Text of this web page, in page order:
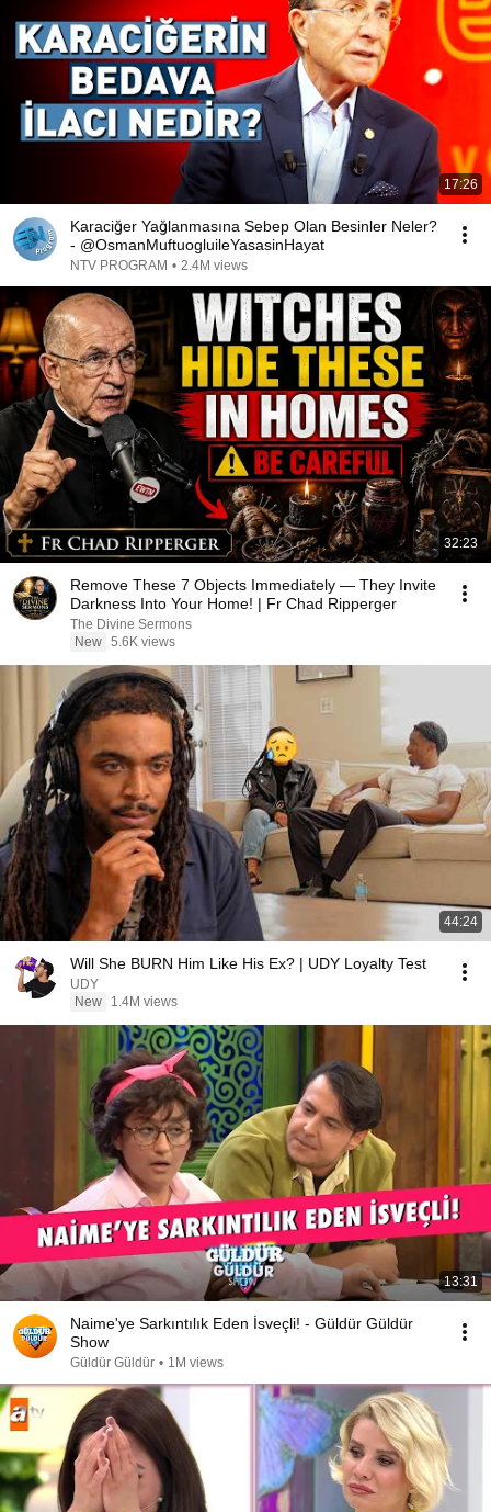
17:26
Karaciğer Yağlanmasına Sebep Olan Besinler Neler?
- @OsmanMuftuogluileYasasinHayat
NTV PROGRAM • 2.4M views
32:23
Remove These 7 Objects Immediately — They Invite
Darkness Into Your Home! | Fr Chad Ripperger
The Divine Sermons
New 5.6K views
44:24
Will She BURN Him Like His Ex? | UDY Loyalty Test
UDY
New
1.4M views
13:31
Naime'ye Sarkıntılık Eden İsveçli! - Güldür Güldür
Show
Güldür Güldür • 1M views